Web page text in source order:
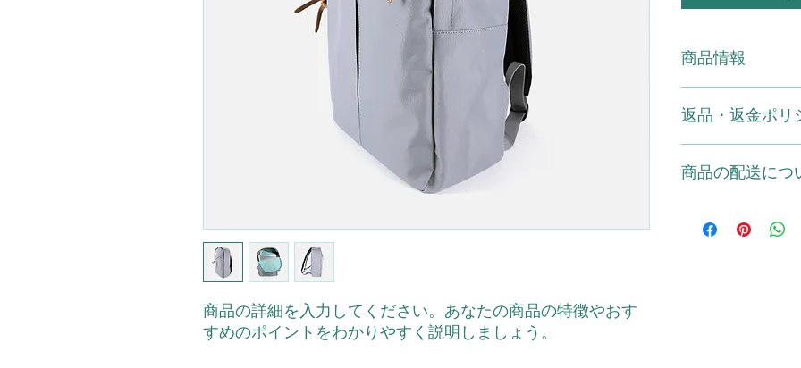
商品の詳細を入力してください。あなたの商品の特徴やおす
すめのポイントをわかりやすく説明しましょう。
商品情報
明に加え、商品の特
返品・返金ポリ
だけなかった場合の
商品の配送につ
する情報を入力し